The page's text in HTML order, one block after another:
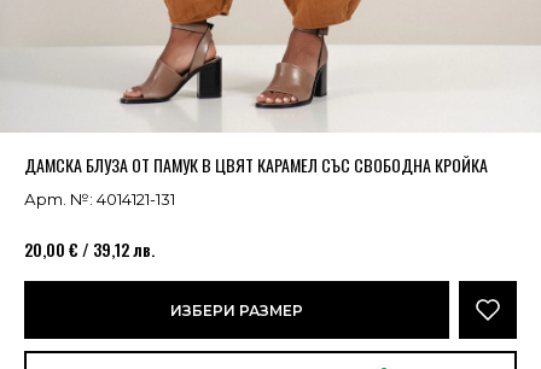
ВИЖ
ДАМСКА БЛУЗА ОТ ПАМУК В ЦВЯТ КАРАМЕЛ СЪС СВОБОДНА КРОЙКА
Арт. №: 4014121-131
20,00 € / 39,12 лв.
ИЗБЕРИ РАЗМЕР